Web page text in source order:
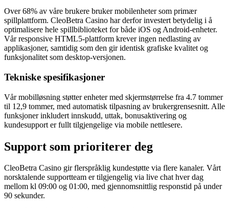
Over 68% av våre brukere bruker mobilenheter som primær
spillplattform. CleoBetra Casino har derfor investert betydelig i å
optimalisere hele spillbiblioteket for både iOS og Android-enheter.
Vår responsive HTML5-plattform krever ingen nedlasting av
applikasjoner, samtidig som den gir identisk grafiske kvalitet og
funksjonalitet som desktop-versjonen.
Tekniske spesifikasjoner
Vår mobilløsning støtter enheter med skjermstørrelse fra 4.7 tommer
til 12,9 tommer, med automatisk tilpasning av brukergrensesnitt. Alle
funksjoner inkludert innskudd, uttak, bonusaktivering og
kundesupport er fullt tilgjengelige via mobile nettlesere.
Support som prioriterer deg
CleoBetra Casino gir flerspråklig kundestøtte via flere kanaler. Vårt
norsktalende supportteam er tilgjengelig via live chat hver dag
mellom kl 09:00 og 01:00, med gjennomsnittlig responstid på under
90 sekunder.